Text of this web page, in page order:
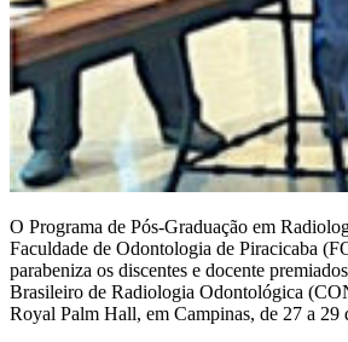
O Programa de Pós-Graduação em
Faculdade de Odontologia de Piracicaba
parabeniza os discentes e docente
Brasileiro de Radiologia Odontológica
Royal Palm Hall, em Campinas, de 27 a 29